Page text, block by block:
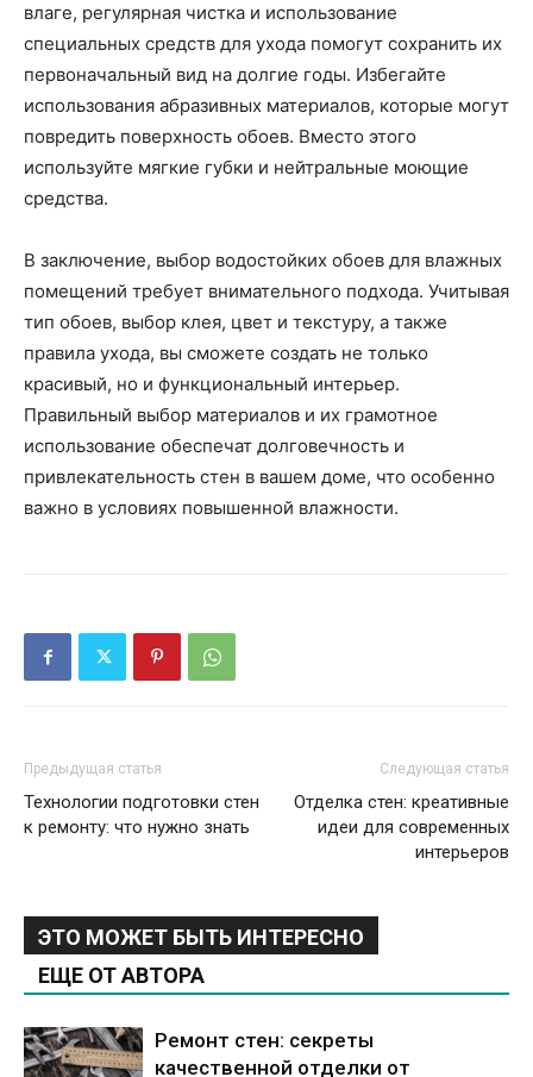
влаге, регулярная чистка и использование
специальных средств для ухода помогут сохранить их
первоначальный вид на долгие годы. Избегайте
использования абразивных материалов, которые могут
повредить поверхность обоев. Вместо этого
используйте мягкие губки и нейтральные моющие
средства.
В заключение, выбор водостойких обоев для влажных
помещений требует внимательного подхода. Учитывая
тип обоев, выбор клея, цвет и текстуру, а также
правила ухода, вы сможете создать не только
красивый, но и функциональный интерьер.
Правильный выбор материалов и их грамотное
использование обеспечат долговечность и
привлекательность стен в вашем доме, что особенно
важно в условиях повышенной влажности.
Предыдущая статья
Технологии подготовки стен
к ремонту: что нужно знать
Следующая статья
Отделка стен: креативные
идеи для современных
интерьеров
ЭТО МОЖЕТ БЫТЬ ИНТЕРЕСНО
ЕЩЕ ОТ АВТОРА
Ремонт стен: секреты
качественной отделки от